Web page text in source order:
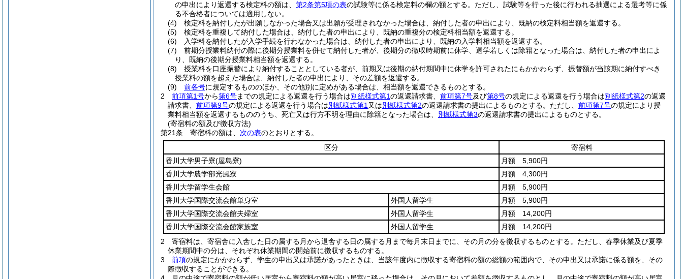
の申出により返還する検定料の額は、 第2条第5項の表の試験等に係る検定料の欄の額とする。 ただし、試験等を行った後に行われる抽選による選考等に係
る不合格者については適用しない。
(4)
検定料を納付したが出願しなかった場合又は出願が受理されなかった場合は、納付した者の申出により、既納の検定料相当額を返還する。
(5)
検定料を重複して納付した場合は、納付した者の申出により、既納の重複分の検定料相当額を返還する。
(6)
入学料を納付したが入学手続を行わなかった場合は、納付した者の申出により、既納の入学料相当額を返還する。
(7)
前期分授業料納付の際に後期分授業料を併せて納付した者が、後期分の徴収時期前に休学、退学若しくは除籍となった場合は、納付した者の申出によ
り、既納の後期分授業料相当額を返還する。
(8)
授業料を口座振替により納付することとしている者が、前期又は後期の納付期間中に休学を許可されたにもかかわらず、振替額が当該期に納付すべき
授業料の額を超えた場合は、納付した者の申出により、その差額を返還する。
(9)
前各号に規定するもののほか、その他別に定めがある場合は、相当額を返還できるものとする。
2
前項第1号から第6号までの規定による返還を行う場合は別紙様式第1の返還請求書、 前項第7号及び第8号の規定による返還を行う場合は別紙様式第2の返還
請求書、 前項第9号の規定による返還を行う場合は別紙様式第1 又は別紙様式第2の返還請求書の提出によるものとする。 ただし、 前項第7号の規定により授
業料相当額を返還するもののうち、死亡又は行方不明を理由に除籍となった場合は、 別紙様式第3の返還請求書の提出によるものとする。
(寄宿料の額及び徴収方法)
第21条
寄宿料の額は、 次の表のとおりとする。
区分
寄宿料
香川大学男子寮(屋島寮)
月額 5,900円
香川大学農学部光風寮
月額 4,300円
香川大学留学生会館
月額 5,900円
香川大学国際交流会館単身室
外国人留学生
月額 5,900円
香川大学国際交流会館夫婦室
外国人留学生
月額 14,200円
香川大学国際交流会館家族室
外国人留学生
月額 14,200円
2
寄宿料は、寄宿舎に入舎した日の属する月から退舎する日の属する月まで毎月末日までに、その月の分を徴収するものとする。 ただし、春季休業及び夏季
休業期間中の分は、それぞれ休業期間の開始前に徴収するものする。
3
前項の規定にかかわらず、学生の申出又は承諾があったときは、当該年度内に徴収する寄宿料の額の総額の範囲内で、その申出又は承諾に係る額を、その
際徴収することができる。